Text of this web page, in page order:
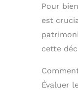
Pour
est
cette
Évaluer